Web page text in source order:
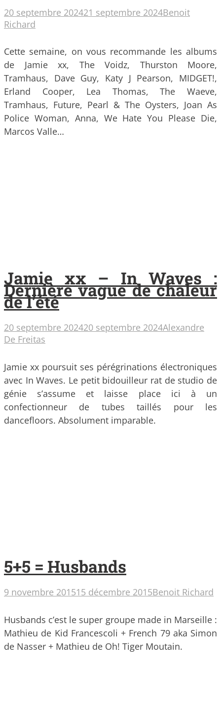
20 septembre 202421 septembre 2024Benoit
Richard
Cette semaine, on vous recommande les albums
de Jamie xx, The Voidz, Thurston Moore,
Tramhaus, Dave Guy, Katy J Pearson, MIDGET!,
Erland Cooper, Lea Thomas, The Waeve,
Tramhaus, Future, Pearl & The Oysters, Joan As
Police Woman, Anna, We Hate You Please Die,
Marcos Valle…
Jamie xx – In Waves :
Dernière vague de chaleur
de l’été
20 septembre 202420 septembre 2024Alexandre
De Freitas
Jamie xx poursuit ses pérégrinations électroniques
avec In Waves. Le petit bidouilleur rat de studio de
génie s’assume et laisse place ici à un
confectionneur de tubes taillés pour les
dancefloors. Absolument imparable.
5+5 = Husbands
9 novembre 201515 décembre 2015Benoit Richard
Husbands c’est le super groupe made in Marseille :
Mathieu de Kid Francescoli + French 79 aka Simon
de Nasser + Mathieu de Oh! Tiger Moutain.